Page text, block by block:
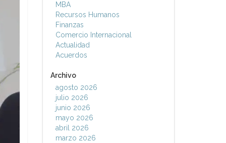
MBA
Recursos Humanos
Finanzas
Comercio Internacional
Actualidad
Acuerdos
Archivo
agosto 2026
julio 2026
junio 2026
mayo 2026
abril 2026
marzo 2026